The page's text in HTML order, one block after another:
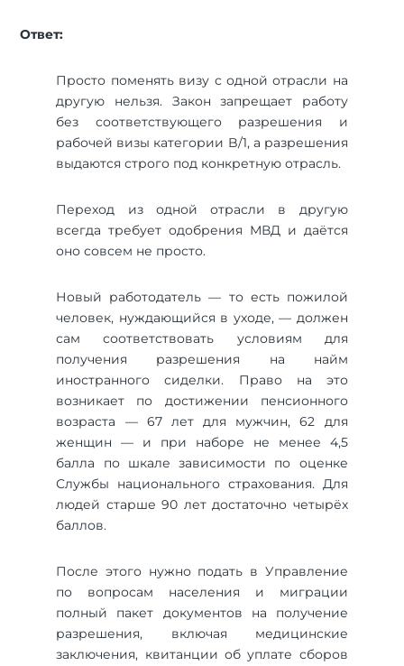
Ответ:
Просто поменять визу с одной отрасли на
другую нельзя. Закон запрещает работу
без соответствующего разрешения и
рабочей визы категории B/1, а разрешения
выдаются строго под конкретную отрасль.
Переход из одной отрасли в другую
всегда требует одобрения МВД и даётся
оно совсем не просто.
Новый работодатель — то есть пожилой
человек, нуждающийся в уходе, — должен
сам соответствовать условиям для
получения разрешения на найм
иностранного сиделки. Право на это
возникает по достижении пенсионного
возраста — 67 лет для мужчин, 62 для
женщин — и при наборе не менее 4,5
балла по шкале зависимости по оценке
Службы национального страхования. Для
людей старше 90 лет достаточно четырёх
баллов.
После этого нужно подать в Управление
по вопросам населения и миграции
полный пакет документов на получение
разрешения, включая медицинские
заключения, квитанции об уплате сборов